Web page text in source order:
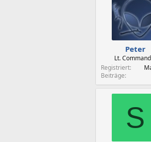
Peter
Lt.
Registriert
Beiträge
S